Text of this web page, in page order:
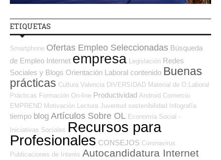
ETIQUETAS
Smartphone Ofertas Empleo Seleccionadas Búsqueda
de Empleo Internet empresa Legislación Redes
Sociales y Blogs Orientación Laboral contenido Buenas
prácticas Cultura Valencia DIVERSIDAD Material de O.Laboral
Prácticas Formación On-line Productividad Android Comercio
EMPREND Motivación Lectura Juventud sostenibilidad Infografía
tiempo blog Artículos Sobre OL Economía Social -
Iniciativas Sociales Recursos para
Profesionales CONSEJOS Coronavirus
Publicaciones de Interés Autocandidatura Internet